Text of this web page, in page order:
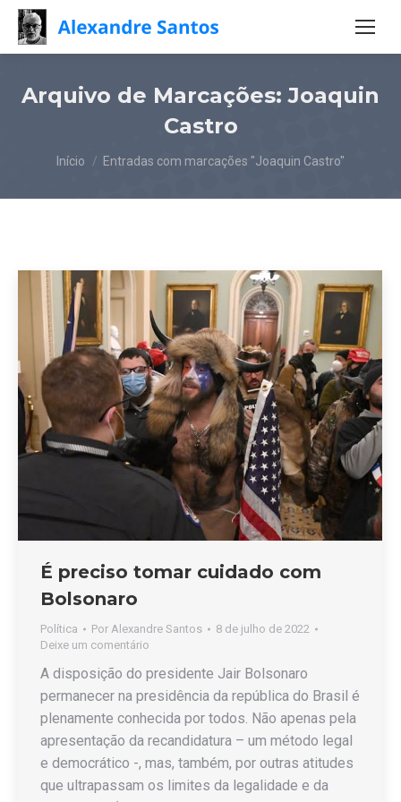
Arquivo de Marcações:Joaquin
Castro
Você está aqui:
Início Entradas com marcações "Joaquin Castro"
É preciso tomar cuidado com
Bolsonaro
Política Por Alexandre Santos
8 de julho de 2022
Deixe um comentário
A disposição do presidente Jair Bolsonaro
permanecer na presidência da república do Brasil é
plenamente conhecida por todos. Não apenas pela
apresentação da recandidatura – um método legal
e democrático -, mas, também, por outras atitudes
que ultrapassam os limites da legalidade e da